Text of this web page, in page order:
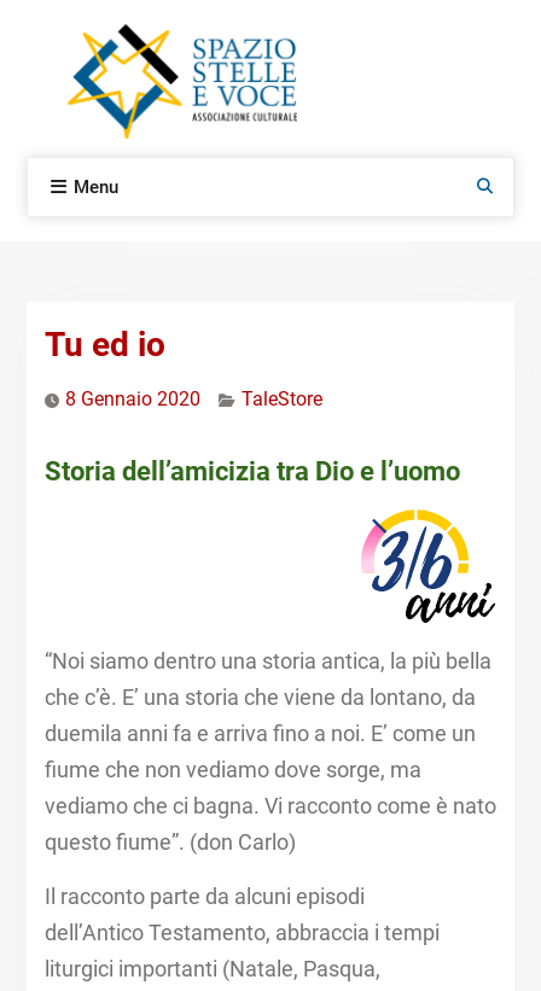
Menu Search
Tu ed io
8 Gennaio 2020 TaleStore
Storia dell’amicizia tra Dio e l’uomo
“Noi siamo dentro una storia antica, la più bella
che c’è. E’ una storia che viene da lontano, da
duemila anni fa e arriva fino a noi. E’ come un
fiume che non vediamo dove sorge, ma
vediamo che ci bagna. Vi racconto come è nato
questo fiume”. (don Carlo)​
​Il racconto parte da alcuni episodi
dell’Antico Testamento, abbraccia i tempi
liturgici importanti (Natale, Pasqua,